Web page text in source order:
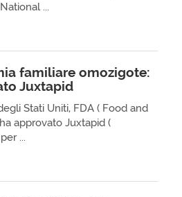
...
familiare omozigote:
Juxtapid
Stati Uniti, FDA ( Food and
approvato Juxtapid (
...